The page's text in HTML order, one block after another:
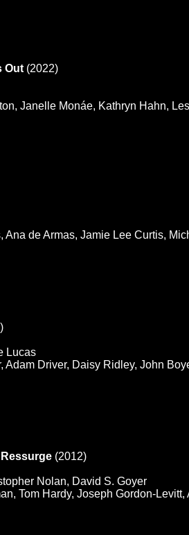
Out (2022)
Janelle Monáe, Kathryn Hahn,
Ana de Armas, Jamie Lee Curtis,
Lucas
Adam Driver, Daisy Ridley, John
(2012)
Nolan, David S. Goyer
Tom Hardy, Joseph Gordon-